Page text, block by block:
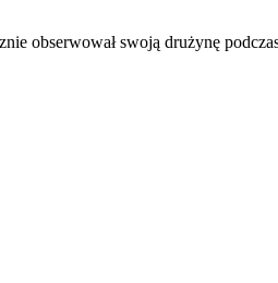
obserwował swoją drużynę